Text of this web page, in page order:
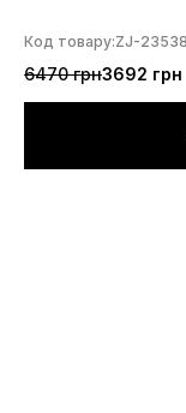
Код товару:ZJ-
6470 грн3692 грн